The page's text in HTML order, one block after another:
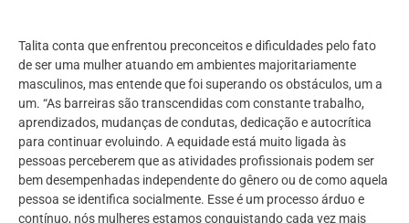
Talita conta que enfrentou preconceitos e dificuldades pelo fato
de ser uma mulher atuando em ambientes majoritariamente
masculinos, mas entende que foi superando os obstáculos, um a
um. “As barreiras são transcendidas com constante trabalho,
aprendizados, mudanças de condutas, dedicação e autocrítica
para continuar evoluindo. A equidade está muito ligada às
pessoas perceberem que as atividades profissionais podem ser
bem desempenhadas independente do gênero ou de como aquela
pessoa se identifica socialmente. Esse é um processo árduo e
contínuo, nós mulheres estamos conquistando cada vez mais